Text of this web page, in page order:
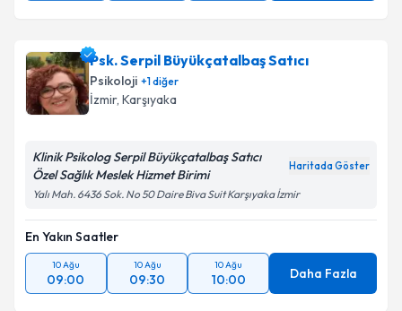
Psk. Serpil Büyükçatalbaş Satıcı
Psikoloji +1diğer
İzmir, Karşıyaka
Klinik Psikolog Serpil Büyükçatalbaş Satıcı
Özel Sağlık Meslek Hizmet Birimi
Haritada Göster
Yalı Mah. 6436 Sok. No 50 Daire Biva Suit Karşıyaka İzmir
En Yakın Saatler
10 Ağu
09:00
10 Ağu
09:30
10 Ağu
10:00 Daha Fazla